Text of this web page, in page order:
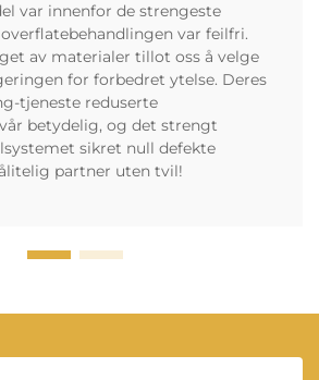
var innenfor de strengeste
var feilfri.
av materialer tillot oss å velge
for forbedret ytelse. Deres
tjeneste reduserte
betydelig, og det strengt
sikret null defekte
partner uten tvil!